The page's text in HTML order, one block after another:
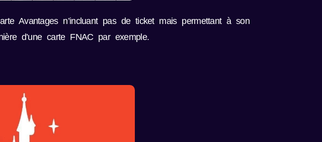
Avantages n’incluant pas de ticket mais permettant à son
d’une carte FNAC par exemple.